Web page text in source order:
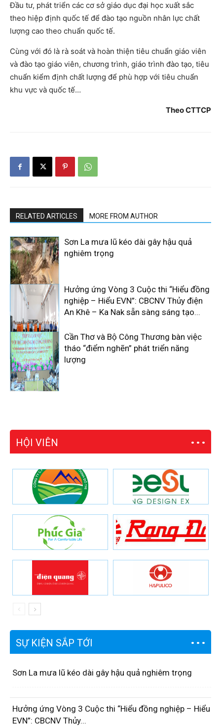
Đầu tư, phát triển các cơ sở giáo dục đại học xuất sắc
theo hiệp định quốc tế để đào tạo nguồn nhân lực chất
lượng cao theo chuẩn quốc tế.
Cùng với đó là rà soát và hoàn thiện tiêu chuẩn giáo viên
và đào tạo giáo viên, chương trình, giáo trình đào tạo, tiêu
chuẩn kiểm định chất lượng để phù hợp với tiêu chuẩn
khu vực và quốc tế…
Theo CTTCP
RELATED ARTICLES MORE FROM AUTHOR
Sơn La mưa lũ kéo dài gây hậu quả
nghiêm trọng
Hưởng ứng Vòng 3 Cuộc thi “Hiểu đồng
nghiệp – Hiểu EVN”: CBCNV Thủy điện
An Khê – Ka Nak sẵn sàng sáng tạo...
Cần Thơ và Bộ Công Thương bàn việc
tháo “điểm nghẽn” phát triển năng
lượng
HỘI VIÊN
SỰ KIỆN SẮP TỚI
Sơn La mưa lũ kéo dài gây hậu quả nghiêm trọng
Hưởng ứng Vòng 3 Cuộc thi “Hiểu đồng nghiệp – Hiểu
EVN”: CBCNV Thủy...